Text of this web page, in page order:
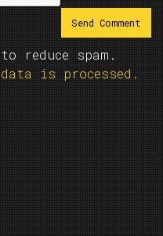
reduce spam.
data is processed.